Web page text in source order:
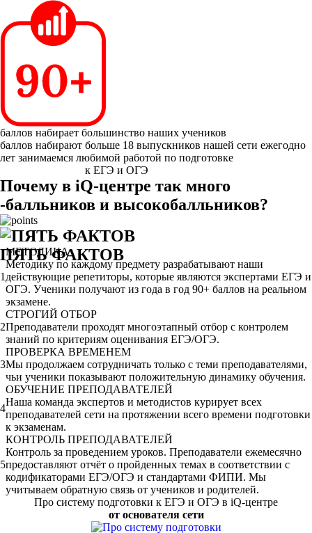
баллов набирает большинство наших учеников
баллов набирают больше 18 выпускников нашей сети ежегодно
лет занимаемся любимой работой по подготовке
к ЕГЭ и ОГЭ
Почему в iQ-центре так много
-балльников и высокобалльников?
ПЯТЬ ФАКТОВ
1
МЕТОДИКА
Методику по каждому предмету разрабатывают наши
действующие репетиторы, которые являются экспертами ЕГЭ и
ОГЭ. Ученики получают из года в год 90+ баллов на реальном
экзамене.
2
СТРОГИЙ ОТБОР
Преподаватели проходят многоэтапный отбор с контролем
знаний по критериям оценивания ЕГЭ/ОГЭ.
3
ПРОВЕРКА ВРЕМЕНЕМ
Мы продолжаем сотрудничать только с теми преподавателями,
чьи ученики показывают положительную динамику обучения.
4
ОБУЧЕНИЕ ПРЕПОДАВАТЕЛЕЙ
Наша команда экспертов и методистов курирует всех
преподавателей сети на протяжении всего времени подготовки
к экзаменам.
5
КОНТРОЛЬ ПРЕПОДАВАТЕЛЕЙ
Контроль за проведением уроков. Преподаватели ежемесячно
предоставляют отчёт о пройденных темах в соответствии с
кодификаторами ЕГЭ/ОГЭ и стандартами ФИПИ. Мы
учитываем обратную связь от учеников и родителей.
Про систему подготовки к ЕГЭ и ОГЭ в iQ-центре
от основателя сети